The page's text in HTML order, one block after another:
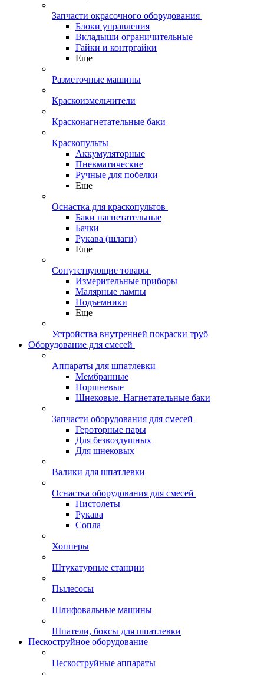
Запчасти окрасочного оборудования
Блоки управления
Вкладыши ограничительные
Гайки и контргайки
Еще
Разметочные машины
Краскоизмельчители
Красконагнетательные баки
Краскопульты
Аккумуляторные
Пневматические
Ручные для побелки
Еще
Оснастка для краскопультов
Баки нагнетательные
Бачки
Рукава (шлаги)
Еще
Сопутствующие товары
Измерительные приборы
Малярные лампы
Подъемники
Еще
Устройства внутренней покраски труб
Оборудование для смесей
Аппараты для шпатлевки
Мембранные
Поршневые
Шнековые. Нагнетательные баки
Запчасти оборудования для смесей
Героторные пары
Для безвоздушных
Для шнековых
Валики для шпатлевки
Оснастка оборудования для смесей
Пистолеты
Рукава
Сопла
Хопперы
Штукатурные станции
Пылесосы
Шлифовальные машины
Шпатели, боксы для шпатлевки
Пескоструйное оборудование
Пескоструйные аппараты